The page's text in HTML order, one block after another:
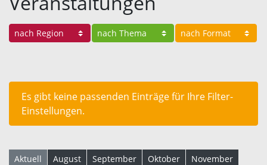
Es gibt keine passenden Einträge für Ihre Filter-
Einstellungen.
Aktuell August September Oktober
November